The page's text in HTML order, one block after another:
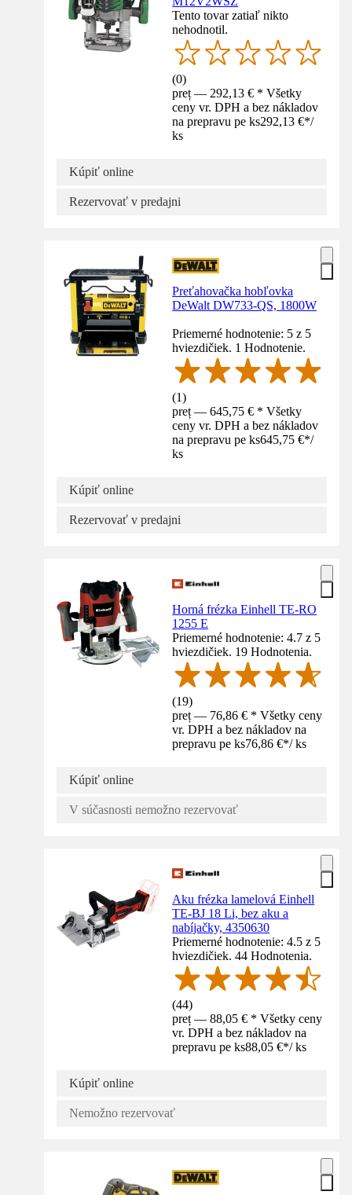
Tento tovar zatiaľ nikto
nehodnotil.
(0)
preț — 292,13 € * Všetky
ceny vr. DPH a bez nákladov
na prepravu pe ks292,13 €*/
ks
Kúpiť online
Rezervovať v predajni
Preťahovačka hobľovka
DeWalt DW733-QS, 1800W
Priemerné hodnotenie: 5 z 5
hviezdičiek. 1 Hodnotenie.
(1)
preț — 645,75 € * Všetky
ceny vr. DPH a bez nákladov
na prepravu pe ks645,75 €*/
ks
Kúpiť online
Rezervovať v predajni
Horná frézka Einhell TE-RO
1255 E
Priemerné hodnotenie: 4.7 z 5
hviezdičiek. 19 Hodnotenia.
(19)
preț — 76,86 € * Všetky ceny
vr. DPH a bez nákladov na
prepravu pe ks76,86 €*/ ks
Kúpiť online
V súčasnosti nemožno rezervovať
Aku frézka lamelová Einhell
TE-BJ 18 Li, bez aku a
nabíjačky, 4350630
Priemerné hodnotenie: 4.5 z 5
hviezdičiek. 44 Hodnotenia.
(44)
preț — 88,05 € * Všetky ceny
vr. DPH a bez nákladov na
prepravu pe ks88,05 €*/ ks
Kúpiť online
Nemožno rezervovať